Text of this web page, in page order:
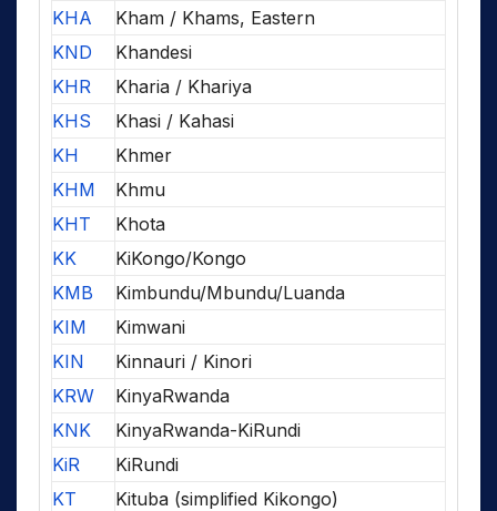
KHA
Kham / Khams, Eastern
KND
Khandesi
KHR
Kharia / Khariya
KHS
Khasi / Kahasi
KH
Khmer
KHM
Khmu
KHT
Khota
KK
KiKongo/Kongo
KMB
Kimbundu/Mbundu/Luanda
KIM
Kimwani
KIN
Kinnauri / Kinori
KRW
KinyaRwanda
KNK
KinyaRwanda-KiRundi
KiR
KiRundi
KT
Kituba (simplified Kikongo)